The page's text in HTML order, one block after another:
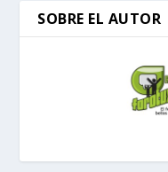
SOBRE EL AUTOR